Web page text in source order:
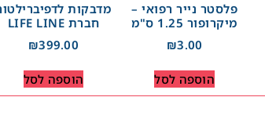
פלסטר נייר רפואי –
מיקרופור 1.25 ס"מ
₪3.00
הוספה לסל
מדבקות
חברת LIFE LINE
₪399.00
הוספה לסל